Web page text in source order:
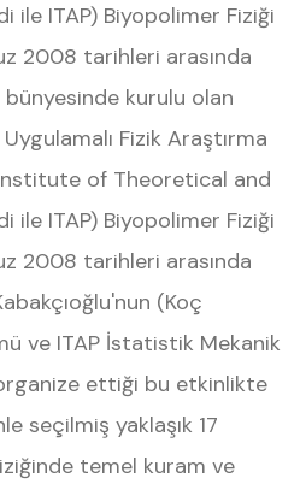
ile ITAP) Biyopolimer Fiziği
2008 tarihleri arasında
bünyesinde kurulu olan
Fizik Araştırma
of Theoretical and
ile ITAP) Biyopolimer Fiziği
2008 tarihleri arasında
(Koç
ve ITAP İstatistik Mekanik
ettiği bu etkinlikte
seçilmiş yaklaşık 17
temel kuram ve